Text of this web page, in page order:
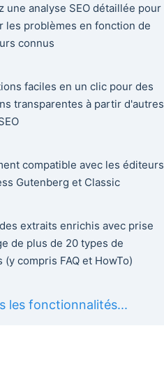
une analyse SEO détaillée pour
les problèmes en fonction de
connus
faciles en un clic pour des
transparentes à partir d'autres
compatible avec les éditeurs
Gutenberg et Classic
extraits enrichis avec prise
de plus de 20 types de
(y compris FAQ et HowTo)
les fonctionnalités...